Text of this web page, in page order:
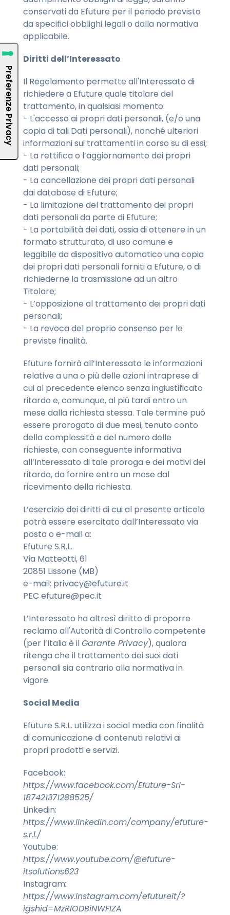
conservati da Efuture per il periodo previsto
da specifici obblighi legali o dalla normativa
applicabile.
Diritti dell’Interessato
Il Regolamento permette all'Interessato di
richiedere a Efuture quale titolare del
trattamento, in qualsiasi momento:
- L'accesso ai propri dati personali, (e/o una
copia di tali Dati personali), nonché ulteriori
informazioni sui trattamenti in corso su di essi;
- La rettifica o l’aggiornamento dei propri
dati personali;
- La cancellazione dei propri dati personali
dai database di Efuture;
- La limitazione del trattamento dei propri
dati personali da parte di Efuture;
- La portabilità dei dati, ossia di ottenere in un
formato strutturato, di uso comune e
leggibile da dispositivo automatico una copia
dei propri dati personali forniti a Efuture, o di
richiederne la trasmissione ad un altro
Titolare;
- L’opposizione al trattamento dei propri dati
personali;
- La revoca del proprio consenso per le
previste finalità.
Efuture fornirà all’Interessato le informazioni
relative a una o più delle azioni intraprese di
cui al precedente elenco senza ingiustificato
ritardo e, comunque, al più tardi entro un
mese dalla richiesta stessa. Tale termine può
essere prorogato di due mesi, tenuto conto
della complessità e del numero delle
richieste, con conseguente informativa
all’Interessato di tale proroga e dei motivi del
ritardo, da fornire entro un mese dal
ricevimento della richiesta.
L’esercizio dei diritti di cui al presente articolo
potrà essere esercitato dall’Interessato via
posta o e-mail a:
Efuture S.R.L.
Via Matteotti, 61
20851 Lissone (MB)
e-mail: privacy@efuture.it
PEC efuture@pec.it
L’Interessato ha altresì diritto di proporre
reclamo all'Autorità di Controllo competente
(per l’Italia è ilGarante Privacy), qualora
ritenga che il trattamento dei suoi dati
personali sia contrario alla normativa in
vigore.
Social Media
Efuture S.R.L. utilizza i social media con finalità
di comunicazione di contenuti relativi ai
propri prodotti e servizi.
Facebook:
https://www.facebook.com/Efuture-Srl-
187421371288525/
Linkedin:
https://www.linkedin.com/company/efuture-
s.r.l./
Youtube:
https://www.youtube.com/@efuture-
itsolutions623
Instagram:
https://www.instagram.com/efutureit/?
igshid=MzRIODBiNWFIZA